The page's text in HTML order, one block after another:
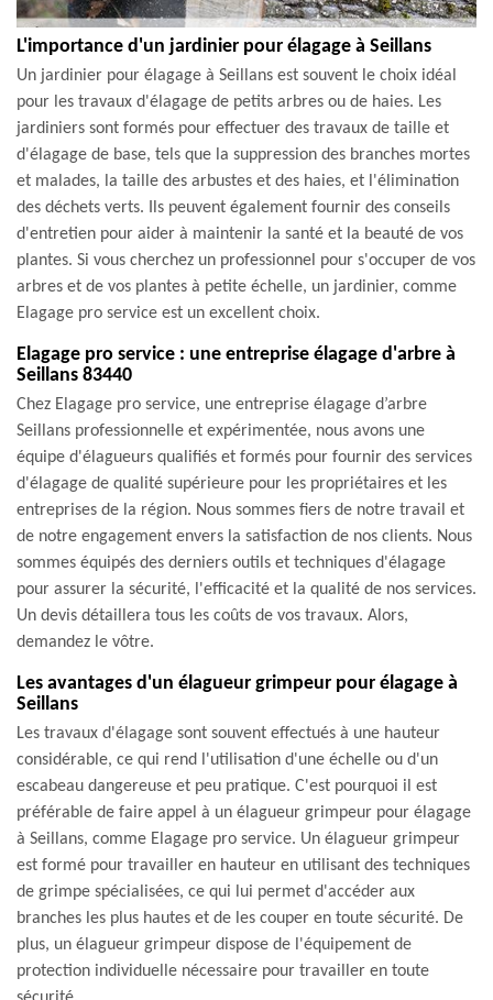
L'importance d'un jardinier pour élagage à Seillans
Un jardinier pour élagage à Seillans est souvent le choix idéal
pour les travaux d'élagage de petits arbres ou de haies. Les
jardiniers sont formés pour effectuer des travaux de taille et
d'élagage de base, tels que la suppression des branches mortes
et malades, la taille des arbustes et des haies, et l'élimination
des déchets verts. Ils peuvent également fournir des conseils
d'entretien pour aider à maintenir la santé et la beauté de vos
plantes. Si vous cherchez un professionnel pour s'occuper de vos
arbres et de vos plantes à petite échelle, un jardinier, comme
Elagage pro service est un excellent choix.
Elagage pro service : une entreprise élagage d'arbre à
Seillans 83440
Chez Elagage pro service, une entreprise élagage d’arbre
Seillans professionnelle et expérimentée, nous avons une
équipe d'élagueurs qualifiés et formés pour fournir des services
d'élagage de qualité supérieure pour les propriétaires et les
entreprises de la région. Nous sommes fiers de notre travail et
de notre engagement envers la satisfaction de nos clients. Nous
sommes équipés des derniers outils et techniques d'élagage
pour assurer la sécurité, l'efficacité et la qualité de nos services.
Un devis détaillera tous les coûts de vos travaux. Alors,
demandez le vôtre.
Les avantages d'un élagueur grimpeur pour élagage à
Seillans
Les travaux d'élagage sont souvent effectués à une hauteur
considérable, ce qui rend l'utilisation d'une échelle ou d'un
escabeau dangereuse et peu pratique. C'est pourquoi il est
préférable de faire appel à un élagueur grimpeur pour élagage
à Seillans, comme Elagage pro service. Un élagueur grimpeur
est formé pour travailler en hauteur en utilisant des techniques
de grimpe spécialisées, ce qui lui permet d'accéder aux
branches les plus hautes et de les couper en toute sécurité. De
plus, un élagueur grimpeur dispose de l'équipement de
protection individuelle nécessaire pour travailler en toute